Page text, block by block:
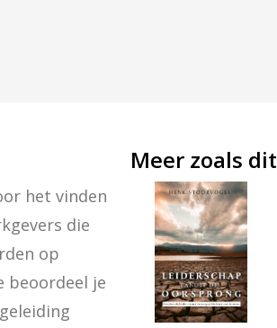
het vinden
die
op
beoordeel je
Meer zoals dit